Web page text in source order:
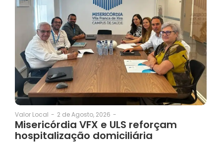
Valor Local - 2 de Agosto, 2026 -
Misericórdia VFX e ULS reforçam
hospitalização domiciliária